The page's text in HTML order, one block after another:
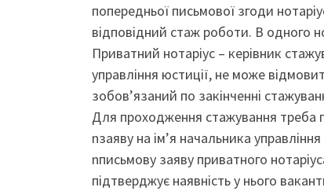
попередньої письмової згоди
відповідний стаж роботи. В одного
Приватний нотаріус – керівник
управління юстиції, не може
зобов’язаний по закінченні
Для проходження стажування треба
nзаяву на ім’я начальника
nписьмову заяву приватного
підтверджує наявність у нього